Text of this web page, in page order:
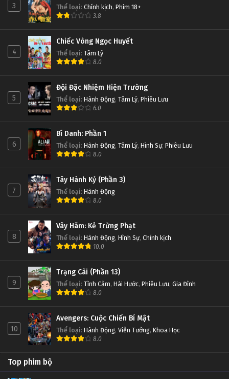
3 Thể loại: Chính kịch, Phim 18+
3.8
4
Chiếc Vòng Ngọc Huyết
Thể loại: Tâm Lý
8.0
5
Đội Đặc Nhiệm Hiện Trường
Thể loại: Hành Động, Tâm Lý, Phiêu Lưu
6.0
6
Bí Danh: Phần 1
Thể loại: Hành Động, Tâm Lý, Hình Sự, Phiêu Lưu
8.0
7
Tây Hành Kỷ (Phần 3)
Thể loại: Hành Động
8.0
8
Vây Hãm: Kẻ Trừng Phạt
Thể loại: Hành Động, Hình Sự, Chính kịch
10.0
9
Trạng Cãi (Phần 13)
Thể loại: Tình Cảm, Hài Hước, Phiêu Lưu, Gia Đình
8.0
10
Avengers: Cuộc Chiến Bí Mật
Thể loại: Hành Động, Viễn Tưởng, Khoa Học
8.0
Top phim bộ